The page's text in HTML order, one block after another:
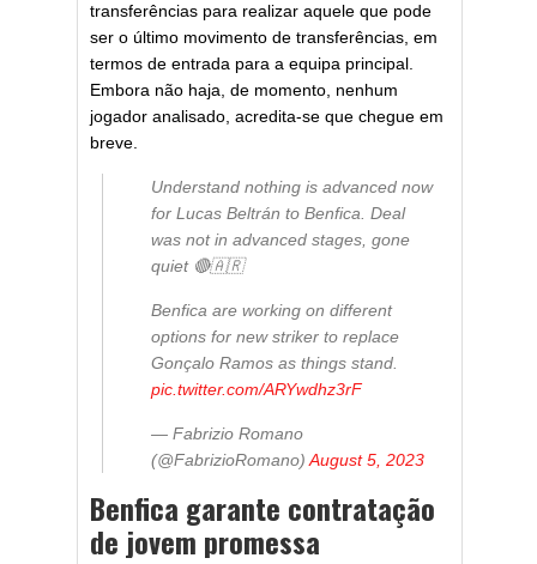
transferências para realizar aquele que pode
ser o último movimento de transferências, em
termos de entrada para a equipa principal.
Embora não haja, de momento, nenhum
jogador analisado, acredita-se que chegue em
breve.
Understand nothing is advanced now
for Lucas Beltrán to Benfica. Deal
was not in advanced stages, gone
quiet 🔴🇦🇷
Benfica are working on different
options for new striker to replace
Gonçalo Ramos as things stand.
pic.twitter.com/ARYwdhz3rF
— Fabrizio Romano
(@FabrizioRomano) August 5, 2023
Benfica garante contratação
de jovem promessa